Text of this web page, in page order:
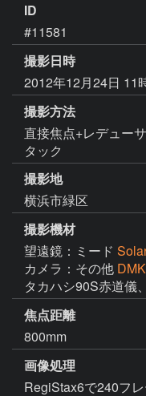
ID
#11581
撮影日時
2012年12月24日 11
撮影方法
直接焦点+レデュー
タック
撮影地
横浜市緑区
撮影機材
望遠鏡：ミード
カメラ：その他
タカハシ90S赤道儀
焦点距離
800mm
画像処理
RegiStax6で240フ